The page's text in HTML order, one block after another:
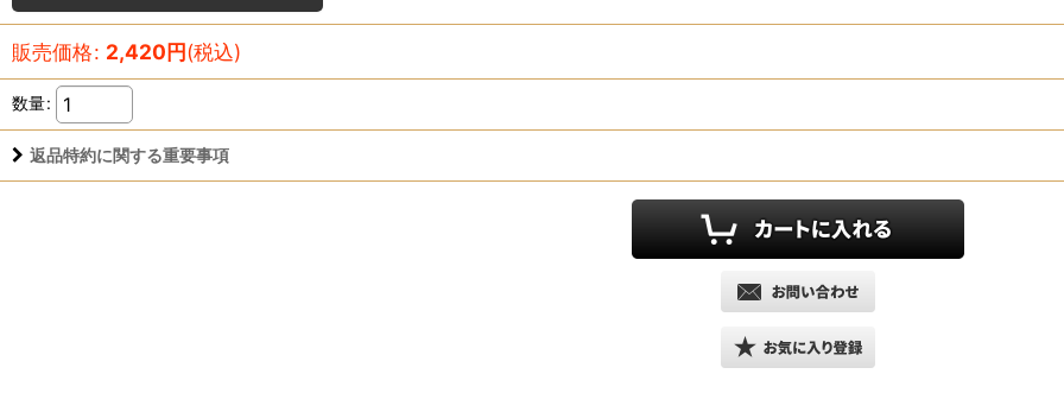
販売価格: 2,420円(税込)
数量:
返品特約に関する重要事項